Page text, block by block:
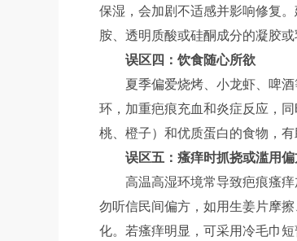
保湿，会加剧不适感并影响修复
胺、透明质酸或硅酮成分的凝胶
误区四：饮食随心所欲
夏季偏爱烧烤、小龙虾、啤
环，加重疤痕充血和炎症反应，
桃、橙子）和优质蛋白的食物，有
误区五：瘙痒时抓挠或滥用偏
高温高湿环境常导致疤痕瘙
勿听信民间偏方，如用生姜片摩
化。若瘙痒明显，可采用冷毛巾